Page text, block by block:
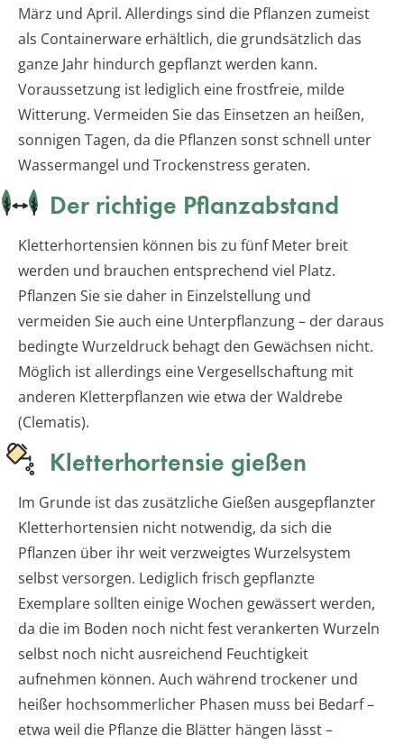
März und April. Allerdings sind die Pflanzen zumeist
als Containerware erhältlich, die grundsätzlich das
ganze Jahr hindurch gepflanzt werden kann.
Voraussetzung ist lediglich eine frostfreie, milde
Witterung. Vermeiden Sie das Einsetzen an heißen,
sonnigen Tagen, da die Pflanzen sonst schnell unter
Wassermangel und Trockenstress geraten.
Der richtige Pflanzabstand
Kletterhortensien können bis zu fünf Meter breit
werden und brauchen entsprechend viel Platz.
Pflanzen Sie sie daher in Einzelstellung und
vermeiden Sie auch eine Unterpflanzung – der daraus
bedingte Wurzeldruck behagt den Gewächsen nicht.
Möglich ist allerdings eine Vergesellschaftung mit
anderen Kletterpflanzen wie etwa der Waldrebe
(Clematis).
Kletterhortensie gießen
Im Grunde ist das zusätzliche Gießen ausgepflanzter
Kletterhortensien nicht notwendig, da sich die
Pflanzen über ihr weit verzweigtes Wurzelsystem
selbst versorgen. Lediglich frisch gepflanzte
Exemplare sollten einige Wochen gewässert werden,
da die im Boden noch nicht fest verankerten Wurzeln
selbst noch nicht ausreichend Feuchtigkeit
aufnehmen können. Auch während trockener und
heißer hochsommerlicher Phasen muss bei Bedarf –
etwa weil die Pflanze die Blätter hängen lässt –